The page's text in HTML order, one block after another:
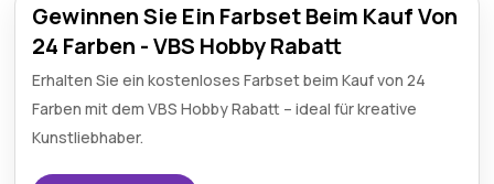
Gewinnen Sie Ein Farbset Beim Kauf Von
24 Farben - VBS Hobby Rabatt
Erhalten Sie ein kostenloses Farbset beim Kauf von 24
Farben mit dem VBS Hobby Rabatt – ideal für kreative
Kunstliebhaber.